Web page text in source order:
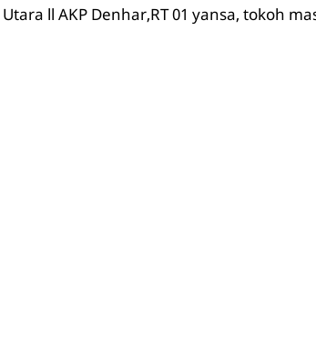
ll AKP Denhar,RT 01 yansa, tokoh